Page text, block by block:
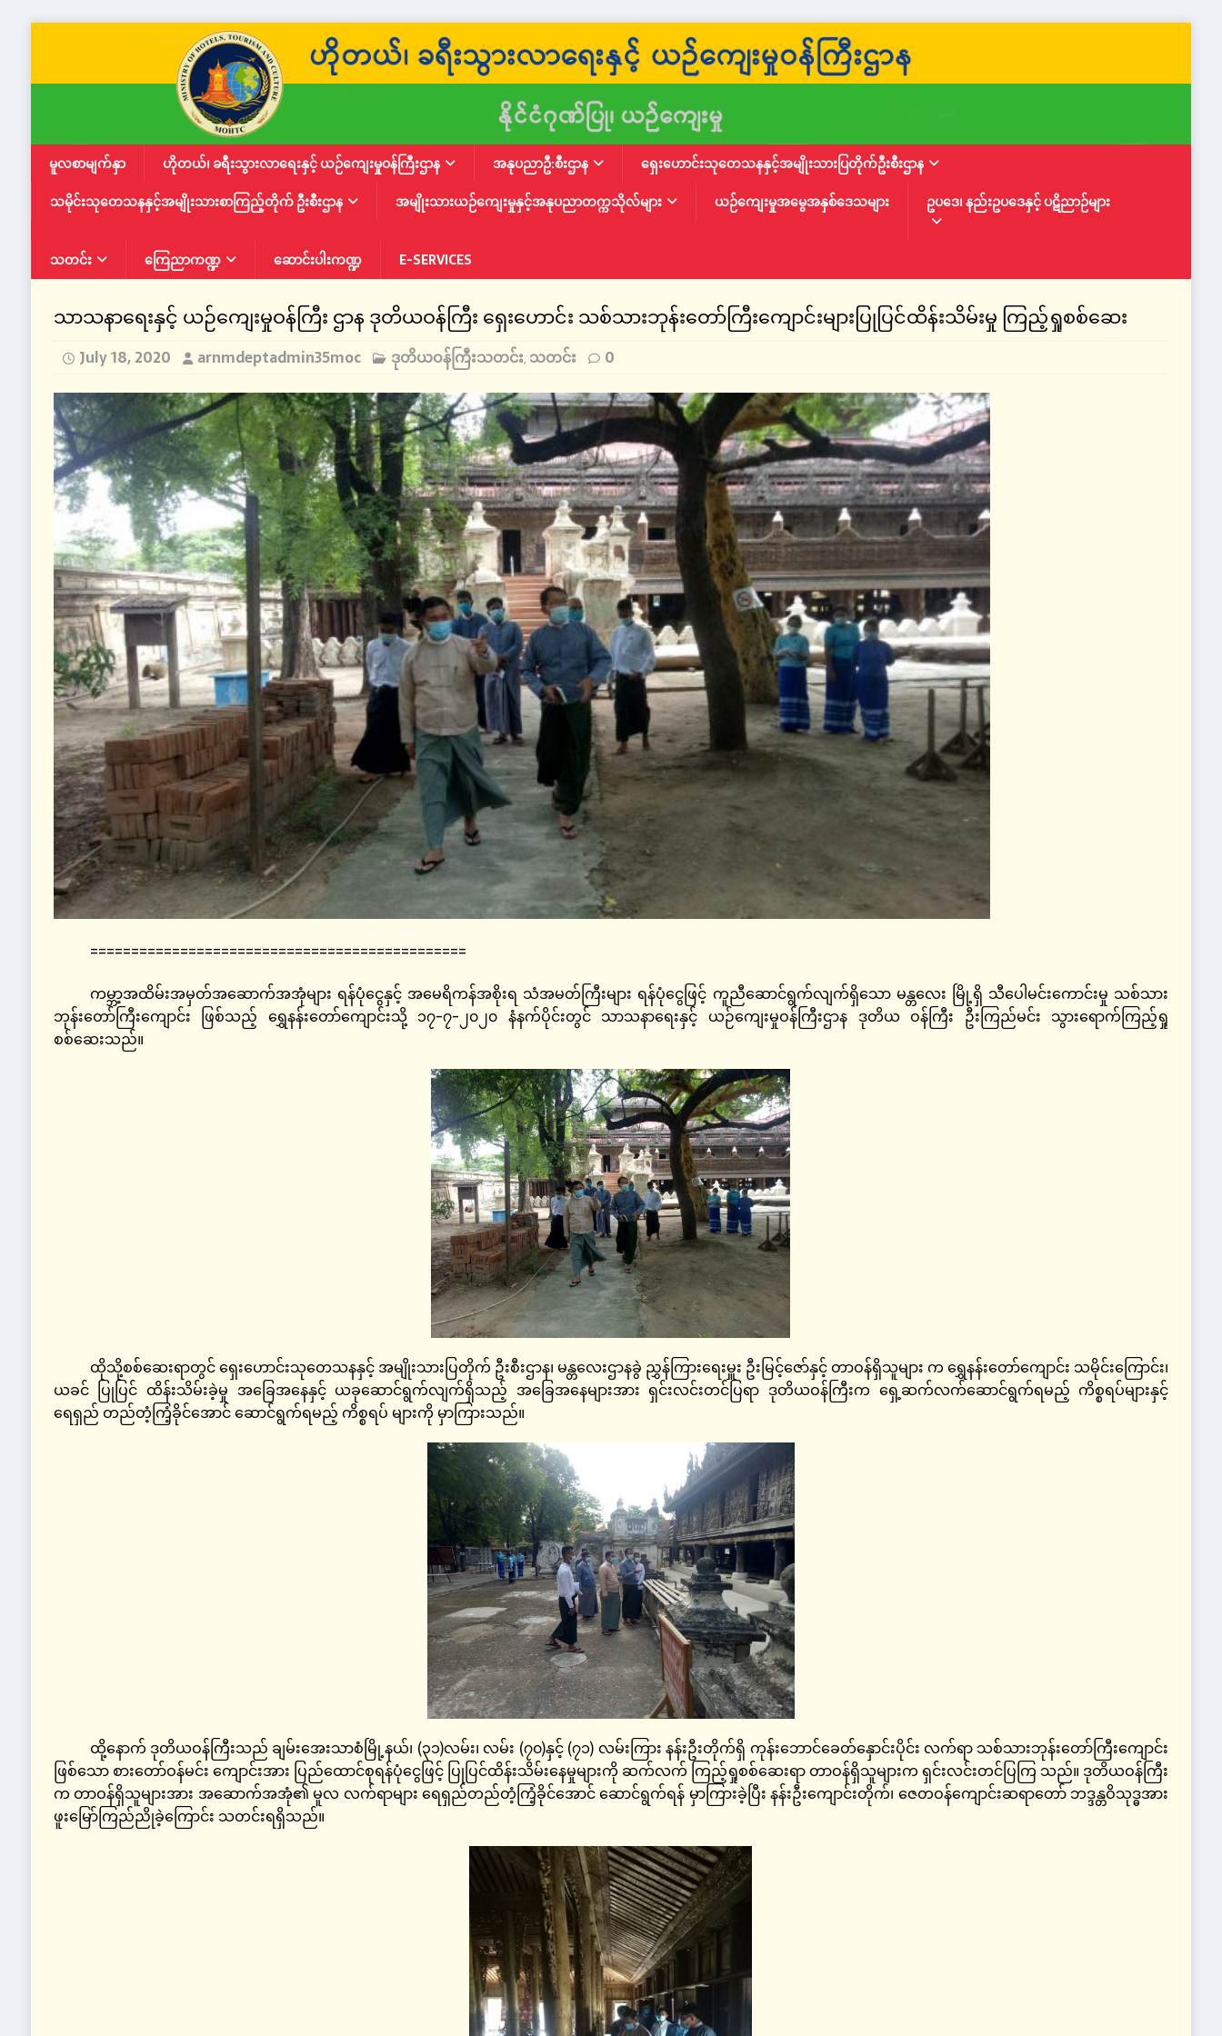
မူလစာမျက်နှာ ဟိုတယ်၊ ခရီးသွားလာရေးနှင့် ယဉ်ကျေးမှုဝန်ကြီးဌာန အနုပညာဦ:စီးဌာန
ရှေးဟောင်းသုတေသနနှင့်အမျိုးသားပြတိုက်ဦးစီးဌာန
သမိုင်းသုတေသနနှင့်အမျိုးသားစာကြည့်တိုက် ဦးစီးဌာန
အမျိုးသားယဉ်ကျေးမှုနှင့်အနုပညာတက္ကသိုလ်များ ယဉ်ကျေးမှုအမွေအနှစ်ဒေသများ ဥပဒေ၊ နည်းဥပဒေနှင့် ပဋိညာဉ်များ
သတင်း ကြေညာကဏ္ဍ ဆောင်းပါးကဏ္ဍ E-SERVICES
သာသနာရေးနှင့် ယဉ်ကျေးမှုဝန်ကြီး ဌာန ဒုတိယဝန်ကြီး ရှေးဟောင်း သစ်သားဘုန်းတော်ကြီးကျောင်းများပြုပြင်ထိန်းသိမ်းမှု ကြည့်ရှုစစ်ဆေး
July 18, 2020 arnmdeptadmin35moc ဒုတိယဝန်ကြီးသတင်း, သတင်း 0
==============================================
ကမ္ဘာ့အထိမ်းအမှတ်အဆောက်အအုံများ ရန်ပုံငွေနှင့် အမေရိကန်အစိုးရ သံအမတ်ကြီးများ ရန်ပုံငွေဖြင့် ကူညီဆောင်ရွက်လျက်ရှိသော မန္တလေး မြို့ရှိ သီပေါမင်းကောင်းမှု သစ်သား
ဘုန်းတော်ကြီးကျောင်း ဖြစ်သည့် ရွှေနန်းတော်ကျောင်းသို့ ၁၇-၇-၂၀၂၀ နံနက်ပိုင်းတွင် သာသနာရေးနှင့် ယဉ်ကျေးမှုဝန်ကြီးဌာန ဒုတိယ ဝန်ကြီး ဦးကြည်မင်း သွားရောက်ကြည့်ရှု
စစ်ဆေးသည်။
ထိုသို့စစ်ဆေးရာတွင် ရှေးဟောင်းသုတေသနနှင့် အမျိုးသားပြတိုက် ဦးစီးဌာန၊ မန္တလေးဌာနခွဲ ညွှန်ကြားရေးမှူး ဦးမြင့်ဇော်နှင့် တာဝန်ရှိသူများ က ရွှေနန်းတော်ကျောင်း သမိုင်းကြောင်း၊
ယခင် ပြုပြင် ထိန်းသိမ်းခဲ့မှု အခြေအနေနှင့် ယခုဆောင်ရွက်လျက်ရှိသည့် အခြေအနေများအား ရှင်းလင်းတင်ပြရာ ဒုတိယဝန်ကြီးက ရှေ့ဆက်လက်ဆောင်ရွက်ရမည့် ကိစ္စရပ်များနှင့်
ရေရှည် တည်တံ့ကြံ့ခိုင်အောင် ဆောင်ရွက်ရမည့် ကိစ္စရပ် များကို မှာကြားသည်။
ထို့နောက် ဒုတိယဝန်ကြီးသည် ချမ်းအေးသာစံမြို့နယ်၊ (၃၁)လမ်း၊ လမ်း (၇၀)နှင့် (၇၁) လမ်းကြား နန်းဦးတိုက်ရှိ ကုန်းဘောင်ခေတ်နှောင်းပိုင်း လက်ရာ သစ်သားဘုန်းတော်ကြီးကျောင်း
ဖြစ်သော စားတော်ဝန်မင်း ကျောင်းအား ပြည်ထောင်စုရန်ပုံငွေဖြင့် ပြုပြင်ထိန်းသိမ်းနေမှုများကို ဆက်လက် ကြည့်ရှုစစ်ဆေးရာ တာဝန်ရှိသူများက ရှင်းလင်းတင်ပြကြ သည်။ ဒုတိယဝန်ကြီး
က တာဝန်ရှိသူများအား အဆောက်အအုံ၏ မူလ လက်ရာများ ရေရှည်တည်တံ့ကြံ့ခိုင်အောင် ဆောင်ရွက်ရန် မှာကြားခဲ့ပြီး နန်းဦးကျောင်းတိုက်၊ ဇေတဝန်ကျောင်းဆရာတော် ဘဒ္ဒန္တဝိသုဒ္ဓအား
ဖူးမြော်ကြည်ညိုခဲ့ကြောင်း သတင်းရရှိသည်။